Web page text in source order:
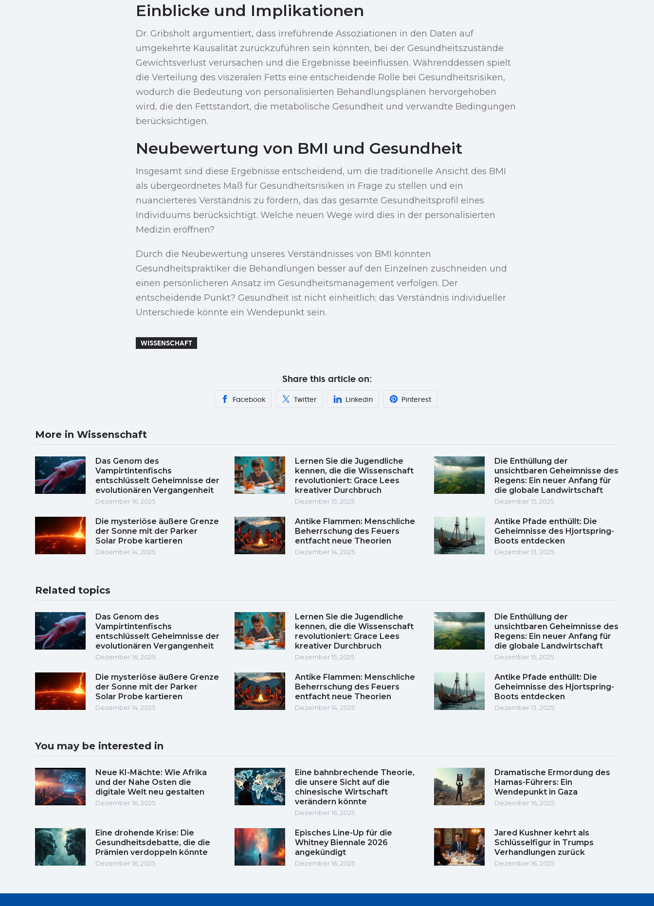
Einblicke und Implikationen
Dr. Gribsholt argumentiert, dass irreführende Assoziationen in den Daten auf
umgekehrte Kausalität zurückzuführen sein könnten, bei der Gesundheitszustände
Gewichtsverlust verursachen und die Ergebnisse beeinflussen. Währenddessen spielt
die Verteilung des viszeralen Fetts eine entscheidende Rolle bei Gesundheitsrisiken,
wodurch die Bedeutung von personalisierten Behandlungsplänen hervorgehoben
wird, die den Fettstandort, die metabolische Gesundheit und verwandte Bedingungen
berücksichtigen.
Neubewertung von BMI und Gesundheit
Insgesamt sind diese Ergebnisse entscheidend, um die traditionelle Ansicht des BMI
als übergeordnetes Maß für Gesundheitsrisiken in Frage zu stellen und ein
nuancierteres Verständnis zu fördern, das das gesamte Gesundheitsprofil eines
Individuums berücksichtigt. Welche neuen Wege wird dies in der personalisierten
Medizin eröffnen?
Durch die Neubewertung unseres Verständnisses von BMI könnten
Gesundheitspraktiker die Behandlungen besser auf den Einzelnen zuschneiden und
einen persönlicheren Ansatz im Gesundheitsmanagement verfolgen. Der
entscheidende Punkt? Gesundheit ist nicht einheitlich; das Verständnis individueller
Unterschiede könnte ein Wendepunkt sein.
WISSENSCHAFT
Share this article on:
Facebook Twitter Linkedin Pinterest
More in Wissenschaft
Das Genom des
Vampirtintenfischs
entschlüsselt Geheimnisse der
evolutionären Vergangenheit
Dezember 16, 2025
Lernen Sie die Jugendliche
kennen, die die Wissenschaft
revolutioniert: Grace Lees
kreativer Durchbruch
Dezember 15, 2025
Die Enthüllung der
unsichtbaren Geheimnisse des
Regens: Ein neuer Anfang für
die globale Landwirtschaft
Dezember 15, 2025
Die mysteriöse äußere Grenze
der Sonne mit der Parker
Solar Probe kartieren
Dezember 14, 2025
Antike Flammen: Menschliche
Beherrschung des Feuers
entfacht neue Theorien
Dezember 14, 2025
Antike Pfade enthüllt: Die
Geheimnisse des Hjortspring-
Boots entdecken
Dezember 13, 2025
Related topics
Das Genom des
Vampirtintenfischs
entschlüsselt Geheimnisse der
evolutionären Vergangenheit
Dezember 16, 2025
Lernen Sie die Jugendliche
kennen, die die Wissenschaft
revolutioniert: Grace Lees
kreativer Durchbruch
Dezember 15, 2025
Die Enthüllung der
unsichtbaren Geheimnisse des
Regens: Ein neuer Anfang für
die globale Landwirtschaft
Dezember 15, 2025
Die mysteriöse äußere Grenze
der Sonne mit der Parker
Solar Probe kartieren
Dezember 14, 2025
Antike Flammen: Menschliche
Beherrschung des Feuers
entfacht neue Theorien
Dezember 14, 2025
Antike Pfade enthüllt: Die
Geheimnisse des Hjortspring-
Boots entdecken
Dezember 13, 2025
You may be interested in
Neue KI-Mächte: Wie Afrika
und der Nahe Osten die
digitale Welt neu gestalten
Dezember 16, 2025
Eine bahnbrechende Theorie,
die unsere Sicht auf die
chinesische Wirtschaft
verändern könnte
Dezember 16, 2025
Dramatische Ermordung des
Hamas-Führers: Ein
Wendepunkt in Gaza
Dezember 16, 2025
Eine drohende Krise: Die
Gesundheitsdebatte, die die
Prämien verdoppeln könnte
Dezember 16, 2025
Episches Line-Up für die
Whitney Biennale 2026
angekündigt
Dezember 16, 2025
Jared Kushner kehrt als
Schlüsselfigur in Trumps
Verhandlungen zurück
Dezember 16, 2025